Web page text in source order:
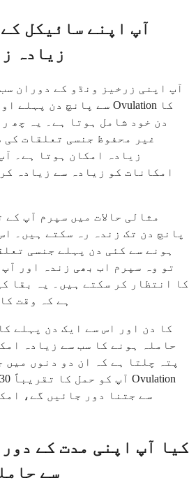
آپ اپنے سائیکل
زیادہ
آپ اپنی زرخیز ونڈو کے دوران
دن خود شامل ہوتا ہے۔ یہ چھ
غیر محفوظ جنسی تعلقات کی
زیادہ امکان ہوتا ہے۔
امکانات کو زیادہ سے زیادہ
مثالی حالات میں سپرم آپ
پانچ دن تک زندہ رہ سکتے ہیں۔
تو وہ سپرم اب بھی زندہ اور
کا انتظار کر سکتے ہیں۔ یہ بقا
ہے کہ وقت
حاملہ ہونے کا سب سے زیادہ
پتہ چلتا ہے کہ ان دو دنوں میں
سے جتنا دور جائیں گے،
کیا آپ اپنی مدت کے
سے